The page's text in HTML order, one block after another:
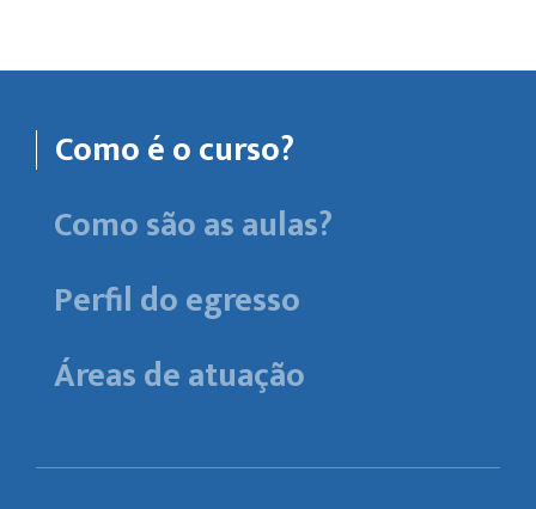
Como é o curso?
Como são as aulas?
Perfil do egresso
Áreas de atuação